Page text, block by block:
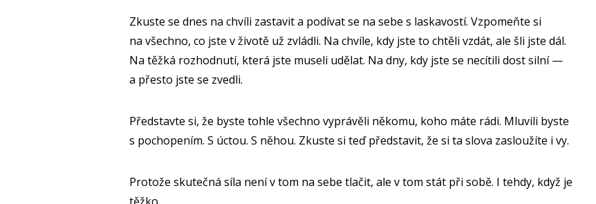
Zkuste se dnes na chvíli zastavit a podívat se na sebe s laskavostí. Vzpomeňte si
na všechno, co jste v životě už zvládli. Na chvíle, kdy jste to chtěli vzdát, ale šli jste dál.
Na těžká rozhodnutí, která jste museli udělat. Na dny, kdy jste se necítili dost silní —
a přesto jste se zvedli.
Představte si, že byste tohle všechno vyprávěli někomu, koho máte rádi. Mluvili byste
s pochopením. S úctou. S něhou. Zkuste si teď představit, že si ta slova zasloužíte i vy.
Protože skutečná síla není v tom na sebe tlačit, ale v tom stát při sobě. I tehdy, když je